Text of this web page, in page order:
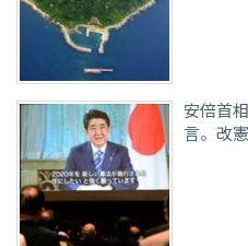
安倍首
言。改